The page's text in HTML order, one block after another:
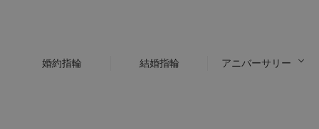
婚約指輪 結婚指輪 アニバーサリー